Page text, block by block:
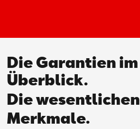
Die Garantien im
Überblick.
Die wesentlichen
Merkmale.